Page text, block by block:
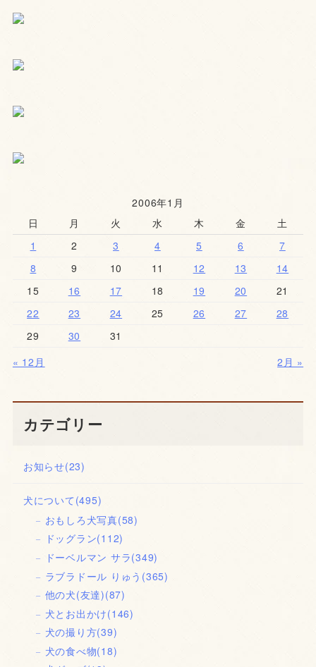
2006年1月
日
月 火 水 木 金
土
1
2 3 4 5 6
7
8
9 10 11 12 13
14
15
16 17 18 19 20
21
22
23 24 25 26 27
28
29
30
31
« 12月
2月 »
カテゴリー
お知らせ(23)
犬について (495)
おもしろ犬写真(58)
ドッグラン(112)
ドーベルマン サラ(349)
ラブラドール りゅう (365)
他の犬(友達)(87)
犬とお出かけ(146)
犬の撮り方(39)
犬の食べ物(18)